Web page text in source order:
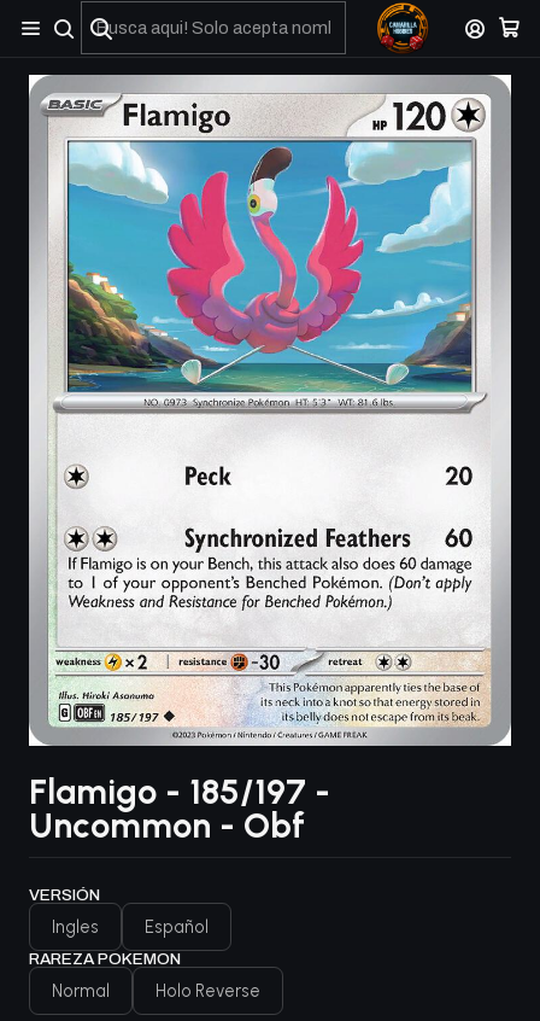
No olviden reportar sus depositos y transferencias por Whatsapp
Flamigo - 185/197 -
Uncommon - Obf
VERSIÓN
Ingles Español
RAREZA POKEMON
Normal Holo Reverse